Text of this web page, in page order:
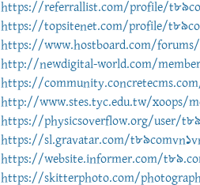
https://referrallist.com/profile/
https://topsitenet.com/profile/
https://www.hostboard.com/
http://newdigital-world.com/
https://
http://www.stes.tyc.edu.tw/xoops/
https://physicsoverflow.org/user/
https://sl.gravatar.com/
https://website.informer.com/
https://skitterphoto.com/